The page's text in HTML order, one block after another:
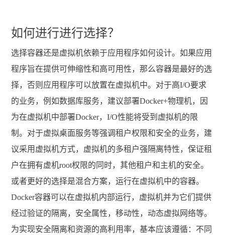
如何进行进行选择？
选择容器还是虚拟机依赖于应用程序如何设计。如果应用
程序旨在提供可伸缩性和高可用性，那么容器是最好的选
择，否则应用程序可以放置在虚拟机中。对于高I/O要求
的业务，例如数据库服务，建议部署Docker+物理机，因
为在虚拟机中部署Docker，I/O性能将受到虚拟机的限
制。对于虚拟桌面服务等强调租户权限和安全的业务，建
议采用虚拟机方式，虚拟机的多租户强隔离特性，保证租
户在拥有虚机root权限的同时，其他租户和主机的安全。
或者更好的选择是混合方案，运行在虚拟机中的容器。
Docker容器可以在虚拟机内部运行，虚拟机并为它们提供
经过验证的隔离，安全属性，移动性，动态虚拟网络等。
为实现安全隔离和资源的高利用率，基本应该遵循：不同